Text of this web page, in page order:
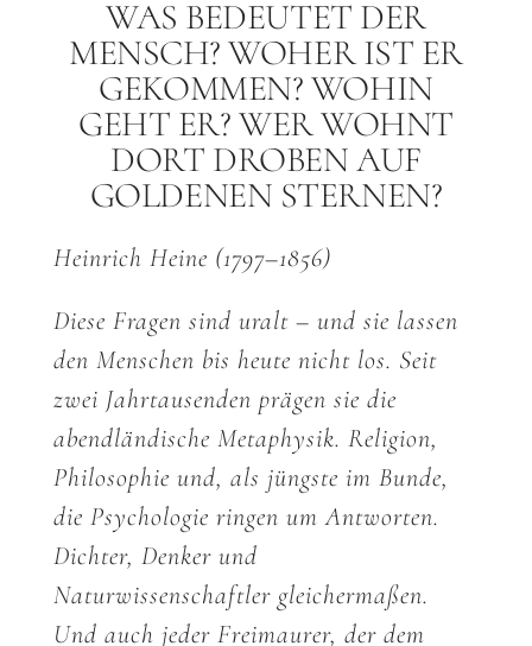
WAS BEDEUTET DER
MENSCH? WOHER IST ER
GEKOMMEN? WOHIN
GEHT ER? WER WOHNT
DORT DROBEN AUF
GOLDENEN STERNEN?
Heinrich Heine (1797–1856)
Diese Fragen sind uralt – und sie lassen
den Menschen bis heute nicht los. Seit
zwei Jahrtausenden prägen sie die
abendländische Metaphysik. Religion,
Philosophie und, als jüngste im Bunde,
die Psychologie ringen um Antworten.
Dichter, Denker und
Naturwissenschaftler gleichermaßen.
Und auch jeder Freimaurer, der dem